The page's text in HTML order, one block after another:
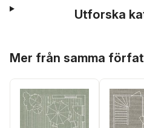
Utforska
Mer från samma